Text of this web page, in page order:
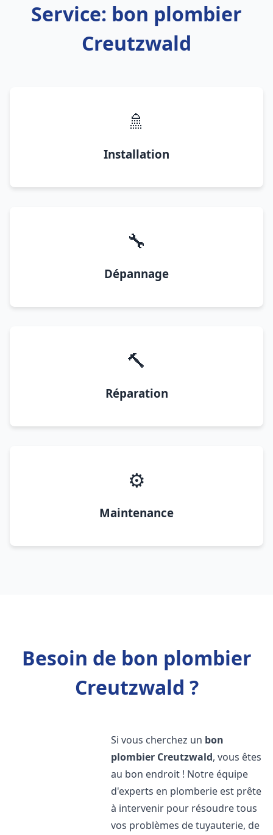
Service: bon plombier
Creutzwald
🚿
Installation
🔧
Dépannage
🔨
Réparation
⚙️
Maintenance
Besoin de bon plombier
Creutzwald ?
Si vous cherchez un bon
plombier Creutzwald, vous êtes
au bon endroit ! Notre équipe
d'experts en plomberie est prête
à intervenir pour résoudre tous
vos problèmes de tuyauterie, de